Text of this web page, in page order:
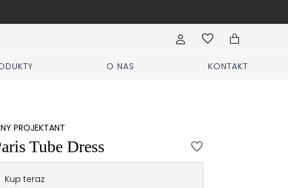
O NAS KONTAKT
PROJEKTANT
Tube Dress
Kup teraz